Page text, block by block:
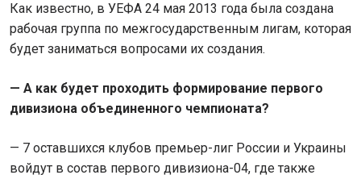
Как известно, в УЕФА 24 мая 2013 года была создана
рабочая группа по межгосударственным лигам, которая
будет заниматься вопросами их создания.
— А как будет проходить формирование первого
дивизиона объединенного чемпионата?
— 7 оставшихся клубов премьер-лиг России и Украины
войдут в состав первого дивизиона-04, где также